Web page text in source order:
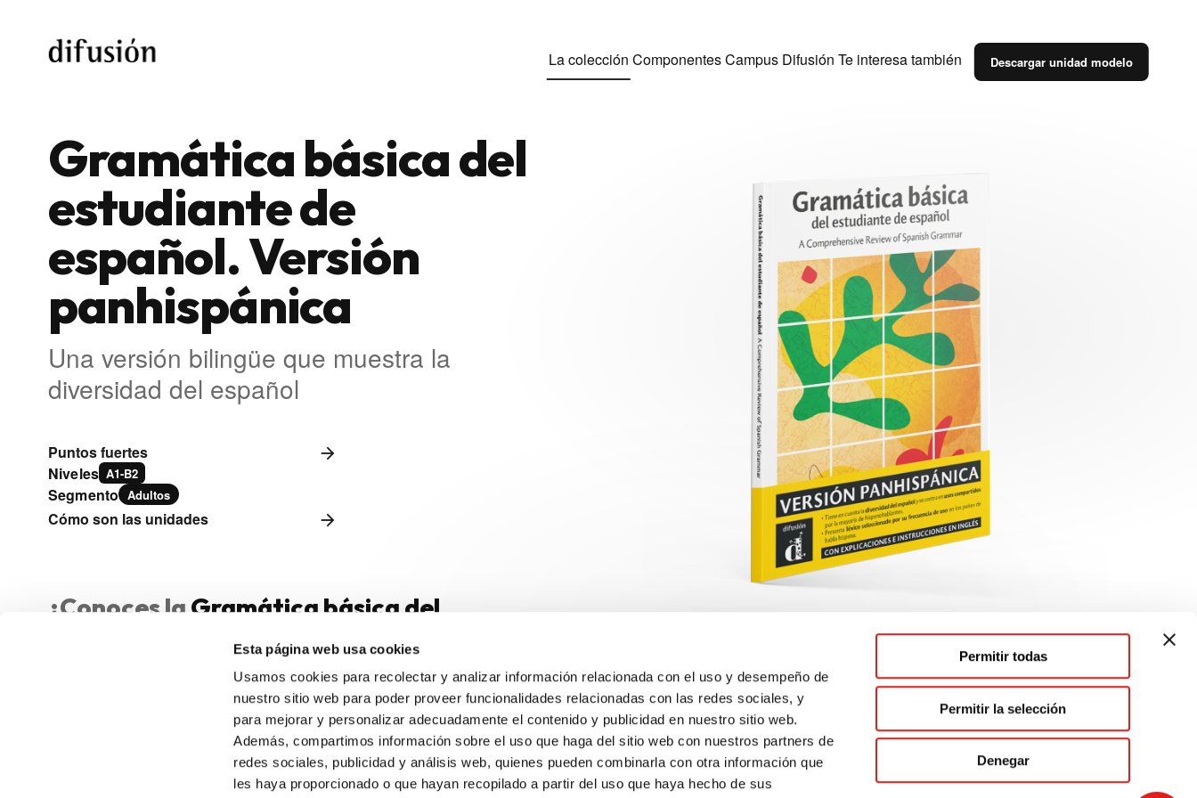
Esta página web usa cookies
Usamos cookies para recolectar y analizar información relacionada con el uso y desempeño de
nuestro sitio web para poder proveer funcionalidades relacionadas con las redes sociales, y
para mejorar y personalizar adecuadamente el contenido y publicidad en nuestro sitio web.
Además, compartimos información sobre el uso que haga del sitio web con nuestros partners de
redes sociales, publicidad y análisis web, quienes pueden combinarla con otra información que
les haya proporcionado o que hayan recopilado a partir del uso que haya hecho de sus
Permitir todas
Permitir la selección
Denegar
La colección ComponentesCampus Difusión Te interesa también Descargar unidad modelo
Gramática básica del
estudiante de
español. Versión
panhispánica
Una versión bilingüe que muestra la
diversidad del español
Puntos fuertes arrow_forward
Niveles A1-B2
Segmento Adultos
Cómo son las unidades arrow_forward
¿Conoces la Gramática básica del
estudiante de español